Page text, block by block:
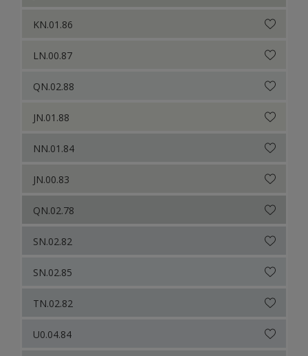
KN.01.86
LN.00.87
QN.02.88
JN.01.88
NN.01.84
JN.00.83
QN.02.78
SN.02.82
SN.02.85
TN.02.82
U0.04.84